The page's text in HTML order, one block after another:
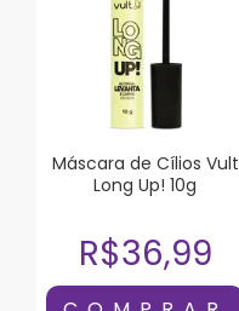
Máscara de Cílios Vult
Long Up! 10g
R$36,99